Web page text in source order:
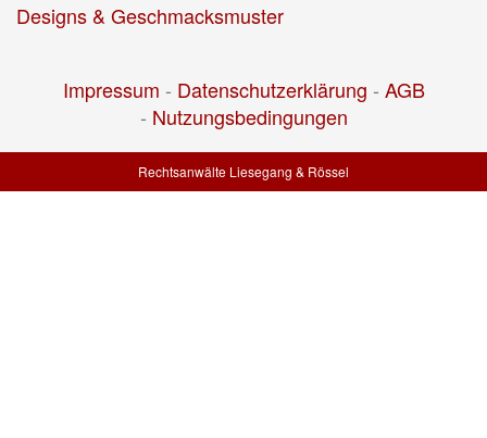
Designs & Geschmacksmuster
Impressum - Datenschutzerklärung - AGB
- Nutzungsbedingungen
Rechtsanwälte Liesegang & Rössel